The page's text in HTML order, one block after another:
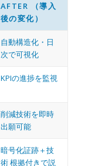
AFTER （導入
後の変化）
自動構造化・日
次で可視化
KPIの進捗を監視
削減技術を即時
出願可能
暗号化証跡＋技
術 根拠付きで説